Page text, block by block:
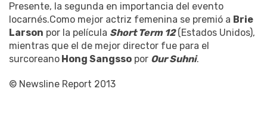
Presente, la segunda en importancia del evento
locarnés.Como mejor actriz femenina se premió a Brie
Larson por la película Short Term 12(Estados Unidos),
mientras que el de mejor director fue para el
surcoreano Hong Sangsso por Our Suhni.
© Newsline Report 2013